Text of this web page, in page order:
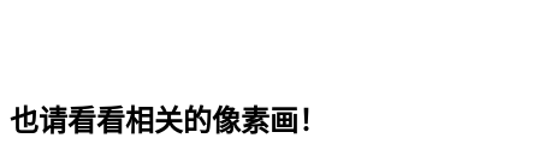
也请看看相关的像素画！